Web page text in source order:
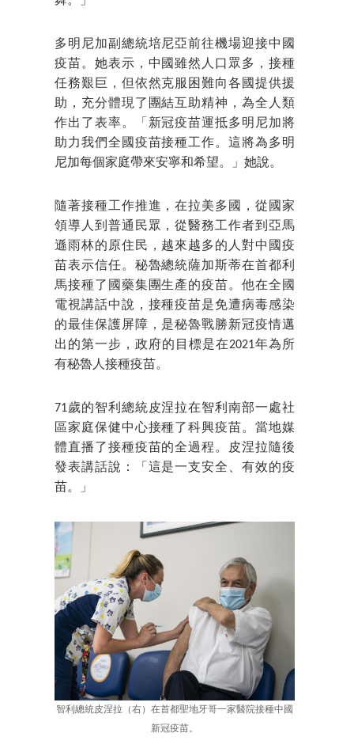
多明尼加副總統培尼亞前往機場迎接中國
疫苗。她表示，中國雖然人口眾多，接種
任務艱巨，但依然克服困難向各國提供援
助，充分體現了團結互助精神，為全人類
作出了表率。「新冠疫苗運抵多明尼加將
助力我們全國疫苗接種工作。這將為多明
尼加每個家庭帶來安寧和希望。」她說。
隨著接種工作推進，在拉美多國，從國家
領導人到普通民眾，從醫務工作者到亞馬
遜雨林的原住民，越來越多的人對中國疫
苗表示信任。秘魯總統薩加斯蒂在首都利
馬接種了國藥集團生產的疫苗。他在全國
電視講話中說，接種疫苗是免遭病毒感染
的最佳保護屏障，是秘魯戰勝新冠疫情邁
出的第一步，政府的目標是在2021年為所
有秘魯人接種疫苗。
71歲的智利總統皮涅拉在智利南部一處社
區家庭保健中心接種了科興疫苗。當地媒
體直播了接種疫苗的全過程。皮涅拉隨後
發表講話說：「這是一支安全、有效的疫
苗。」
智利總統皮涅拉（右）在首都聖地牙哥一家醫院接種中國
新冠疫苗。